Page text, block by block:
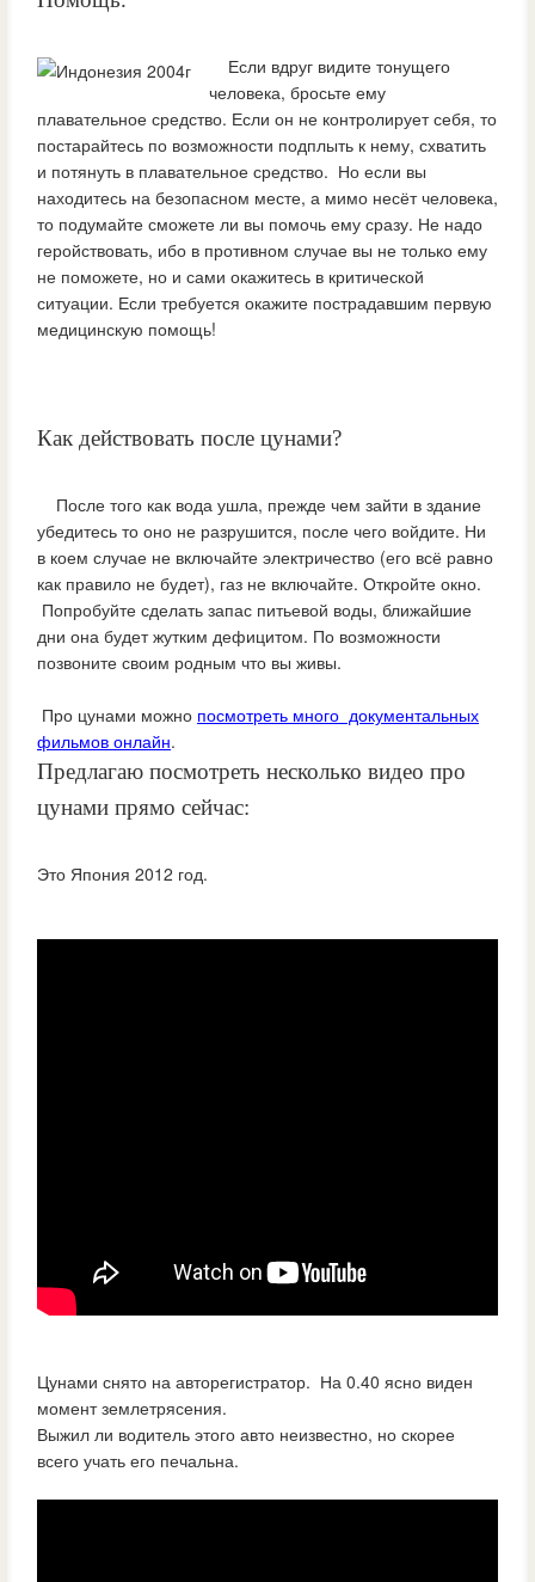
Если вдруг видите тонущего
человека, бросьте ему
плавательное средство. Если он не контролирует себя, то
постарайтесь по возможности подплыть к нему, схватить
и потянуть в плавательное средство. Но если вы
находитесь на безопасном месте, а мимо несёт человека,
то подумайте сможете ли вы помочь ему сразу. Не надо
геройствовать, ибо в противном случае вы не только ему
не поможете, но и сами окажитесь в критической
ситуации. Если требуется окажите пострадавшим первую
медицинскую помощь!
Как действовать после цунами?
После того как вода ушла, прежде чем зайти в здание
убедитесь то оно не разрушится, после чего войдите. Ни
в коем случае не включайте электричество (его всё равно
как правило не будет), газ не включайте. Откройте окно.
Попробуйте сделать запас питьевой воды, ближайшие
дни она будет жутким дефицитом. По возможности
позвоните своим родным что вы живы.
Про цунами можно посмотреть много документальных
фильмов онлайн.
Предлагаю посмотреть несколько видео про
цунами прямо сейчас:
Это Япония 2012 год.
Цунами снято на авторегистратор. На 0.40 ясно виден
момент землетрясения.
Выжил ли водитель этого авто неизвестно, но скорее
всего учать его печальна.